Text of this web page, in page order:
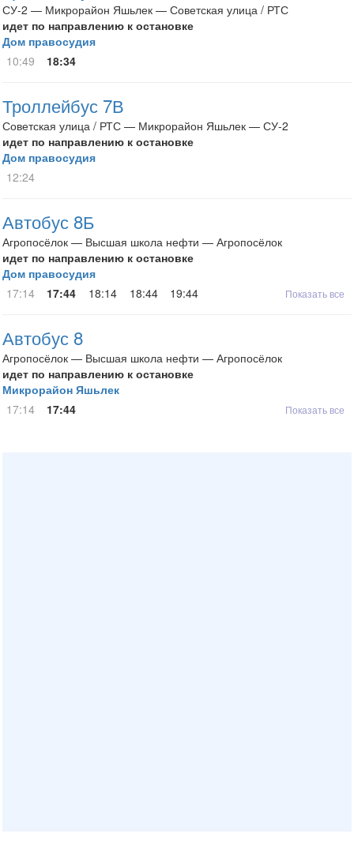
СУ-2 — Микрорайон Яшьлек — Советская улица / РТС
идет по направлению к остановке
Дом правосудия
10:49
18:34
Троллейбус 7В
Советская улица / РТС — Микрорайон Яшьлек — СУ-2
идет по направлению к остановке
Дом правосудия
12:24
Автобус 8Б
Агропосёлок — Высшая школа нефти — Агропосёлок
идет по направлению к остановке
Дом правосудия
17:14
17:44 18:14 18:44 19:44 Показать все
Автобус 8
Агропосёлок — Высшая школа нефти — Агропосёлок
идет по направлению к остановке
Микрорайон Яшьлек
17:14
17:44 Показать все